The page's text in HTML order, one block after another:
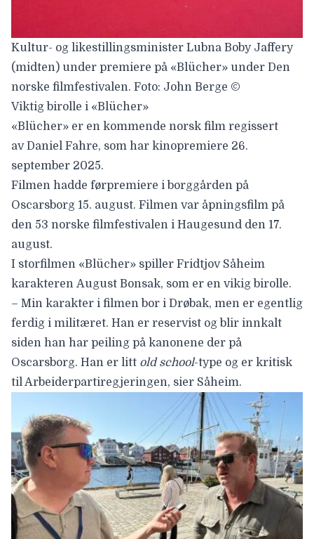
Kultur- og likestillingsminister Lubna Boby Jaffery
(midten) under premiere på «Blücher» under Den
norske filmfestivalen. Foto: John Berge ©
Viktig birolle i «Blücher»
«Blücher» er en kommende norsk film regissert
av Daniel Fahre, som har kinopremiere 26.
september 2025.
Filmen hadde førpremiere i borggården på
Oscarsborg 15. august. Filmen var åpningsfilm på
den 53 norske filmfestivalen i Haugesund den 17.
august.
I storfilmen «Blücher» spiller Fridtjov Såheim
karakteren August Bonsak, som er en vikig birolle.
– Min karakter i filmen bor i Drøbak, men er egentlig
ferdig i militæret. Han er reservist og blir innkalt
siden han har peiling på kanonene der på
Oscarsborg. Han er litt old school-type og er kritisk
til Arbeiderpartiregjeringen, sier Såheim.